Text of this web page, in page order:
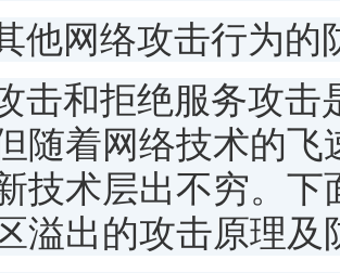
他网络攻击行为的
击和拒绝服务攻击
随着网络技术的
技术层出不穷。下
溢出的攻击原理及